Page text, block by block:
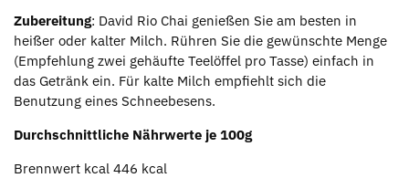
Zubereitung: David Rio Chai genießen Sie am besten in
heißer oder kalter Milch. Rühren Sie die gewünschte Menge
(Empfehlung zwei gehäufte Teelöffel pro Tasse) einfach in
das Getränk ein. Für kalte Milch empfiehlt sich die
Benutzung eines Schneebesens.
Durchschnittliche Nährwerte je 100g
Brennwert kcal 446 kcal